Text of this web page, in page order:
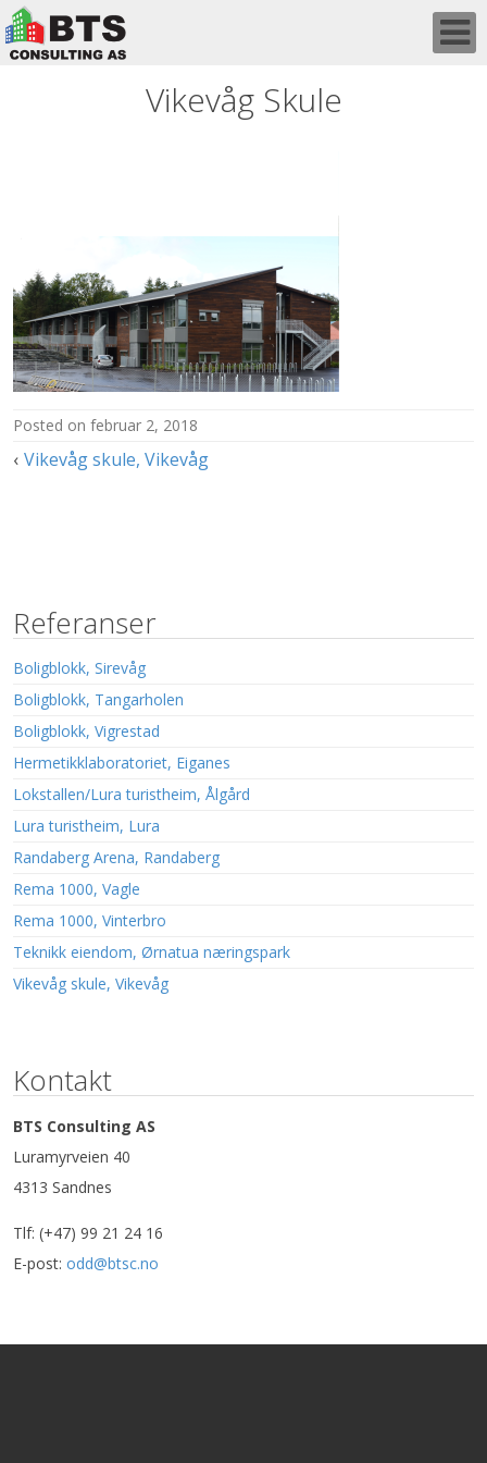
Skip
to
Vikevåg Skule
posted on februar 2, 2018
Innleggsnavigasjon
Vikevåg skule, Vikevåg
Referanser
Boligblokk, Sirevåg
Boligblokk, Tangarholen
Boligblokk, Vigrestad
Hermetikklaboratoriet, Eiganes
Lokstallen/Lura turistheim, Ålgård
Lura turistheim, Lura
Randaberg Arena, Randaberg
Rema 1000, Vagle
Rema 1000, Vinterbro
Teknikk eiendom, Ørnatua næringspark
Vikevåg skule, Vikevåg
Kontakt
BTS Consulting AS
Luramyrveien 40
4313 Sandnes
Tlf: (+47) 99 21 24 16
E-post: odd@btsc.no